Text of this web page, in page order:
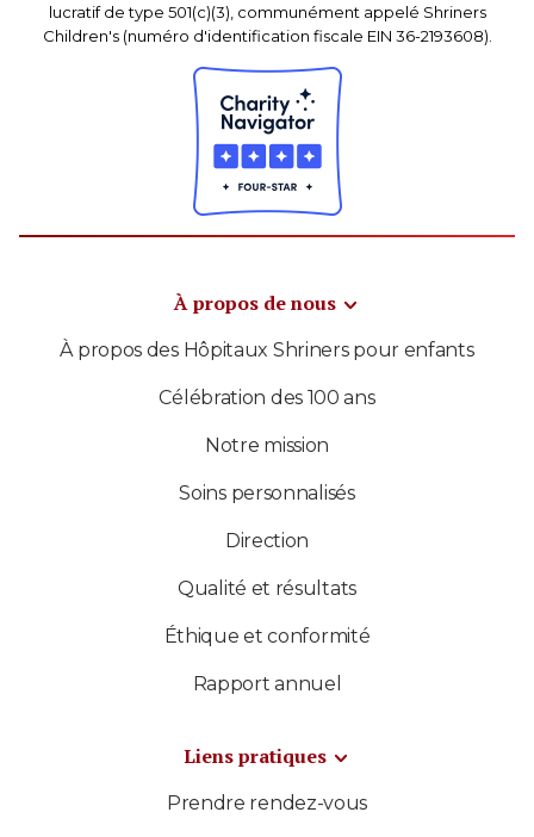
lucratif de type 501(c)(3), communément appelé Shriners
Children's (numéro d'identification fiscale EIN 36-2193608).
À propos de nous
À propos des Hôpitaux Shriners pour enfants
Célébration des 100 ans
Notre mission
Soins personnalisés
Direction
Qualité et résultats
Éthique et conformité
Rapport annuel
Liens pratiques
Prendre rendez-vous